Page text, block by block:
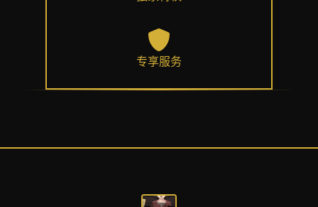
专享服务